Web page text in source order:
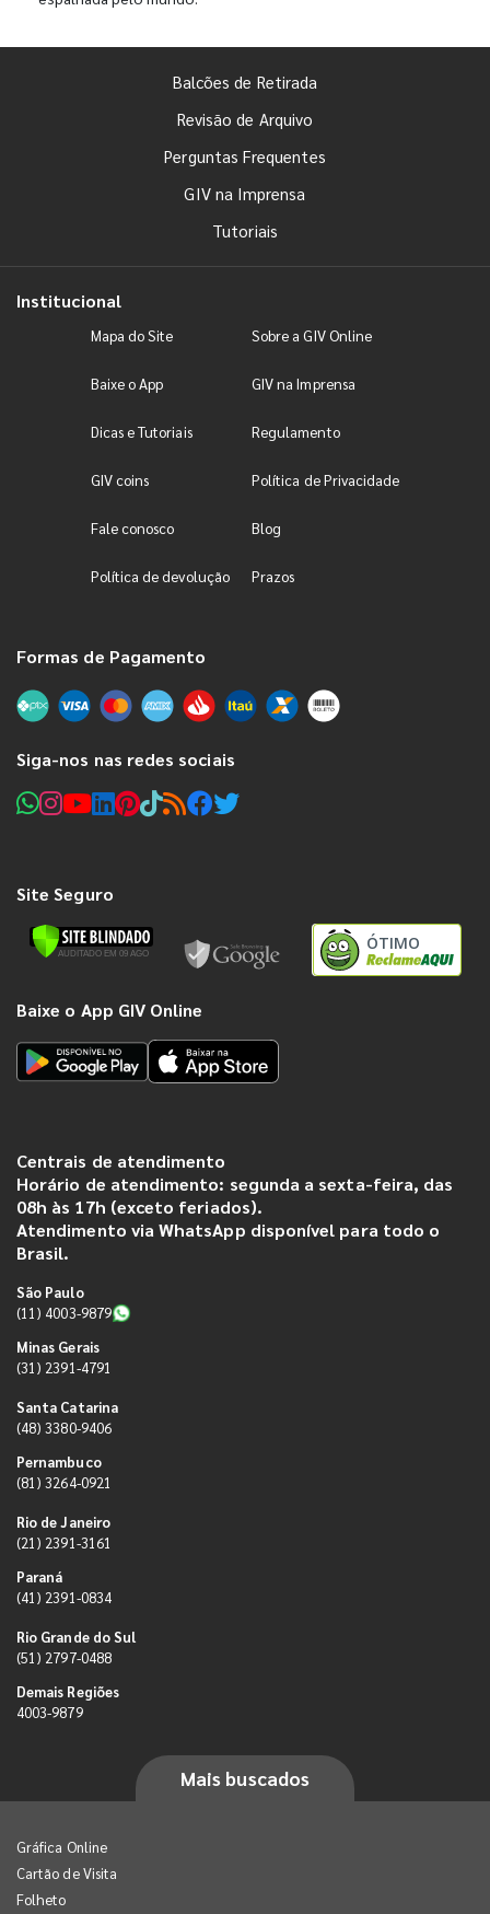
Balcões de Retirada
Revisão de Arquivo
Perguntas Frequentes
GIV na Imprensa
Tutoriais
Institucional
Mapa do Site Sobre a GIV Online
Baixe o App GIV na Imprensa
Dicas e Tutoriais Regulamento
GIV coins Política de Privacidade
Fale conosco Blog
Política de devolução Prazos
Formas de Pagamento
Siga-nos nas redes sociais
Site Seguro
ÓTIMO
Baixe o App GIV Online
Centrais de atendimento
Horário de atendimento: segunda a sexta-feira, das
08h às 17h (exceto feriados).
Atendimento via WhatsApp disponível para todo o
Brasil.
São Paulo
(11) 4003-9879
Minas Gerais
(31) 2391-4791
Santa Catarina
(48) 3380-9406
Pernambuco
(81) 3264-0921
Rio de Janeiro
(21) 2391-3161
Paraná
(41) 2391-0834
Rio Grande do Sul
(51) 2797-0488
Demais Regiões
4003-9879
Mais buscados
Gráfica Online
Cartão de Visita
Folheto